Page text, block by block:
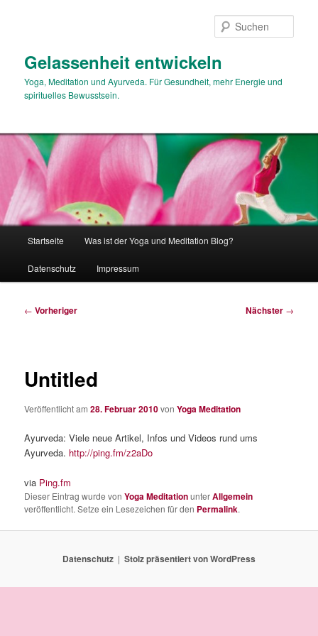
Gelassenheit entwickeln
Yoga, Meditation und Ayurveda. Für Gesundheit, mehr Energie und
spirituelles Bewusstsein.
Startseite Was ist der Yoga und Meditation Blog?
Datenschutz Impressum
Beitragsnavigation
← Vorheriger Nächster →
Untitled
Veröffentlicht am28. Februar 2010vonYoga Meditation
Ayurveda: Viele neue Artikel, Infos und Videos rund ums
Ayurveda. http://ping.fm/z2aDo
via Ping.fm
Dieser Eintrag wurde vonYoga MeditationunterAllgemein
veröffentlicht. Setze ein Lesezeichen für den Permalink.
Datenschutz Stolz präsentiert von WordPress